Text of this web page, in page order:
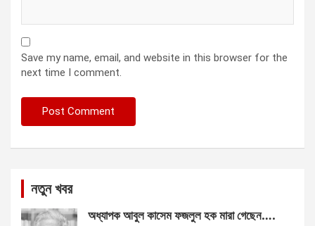
Save my name, email, and website in this browser for the
next time I comment.
নতুন খবর
অধ্যাপক আবুল কাসেম ফজলুল হক মারা গেছেন….